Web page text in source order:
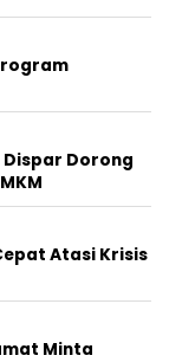
Dispar Dorong
Atasi Krisis
Minta